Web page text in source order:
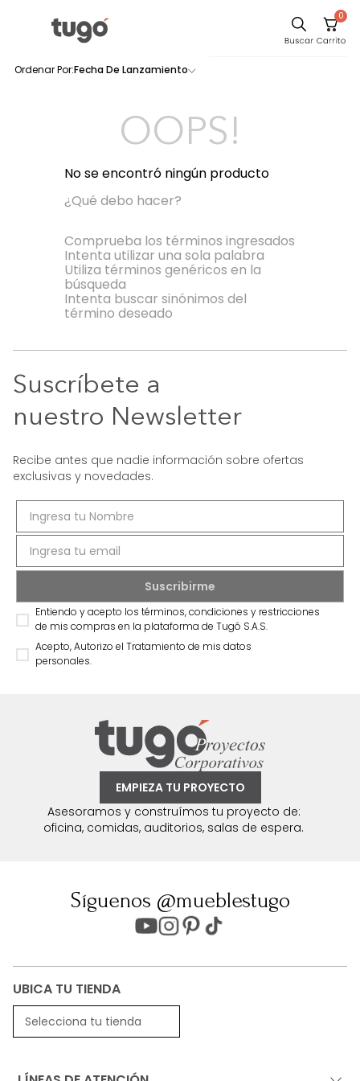
0
Fecha De Lanzamiento
0productos
OOPS!
No se encontró ningún producto
¿Qué debo hacer?
Comprueba los términos ingresados
Intenta utilizar una sola palabra
Utiliza términos genéricos en la
búsqueda
Intenta buscar sinónimos del
término deseado
Suscríbete a
nuestro Newsletter
Recibe antes que nadie información sobre ofertas
exclusivas y novedades.
Entiendo y acepto los términos, condiciones y restricciones
de mis compras en la plataforma de Tugó S.A.S.
Acepto, Autorizo el Tratamiento de mis datos
personales.
EMPIEZA TU PROYECTO
Asesoramos y construímos tu proyecto de:
oficina, comidas, auditorios, salas de espera.
Síguenos @mueblestugo
UBICA TU TIENDA
Selecciona tu tienda
Sofa
Cuadros
Cama
Mesa Centro
Mesa Noche